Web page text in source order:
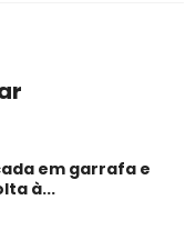
em garrafa e
à...